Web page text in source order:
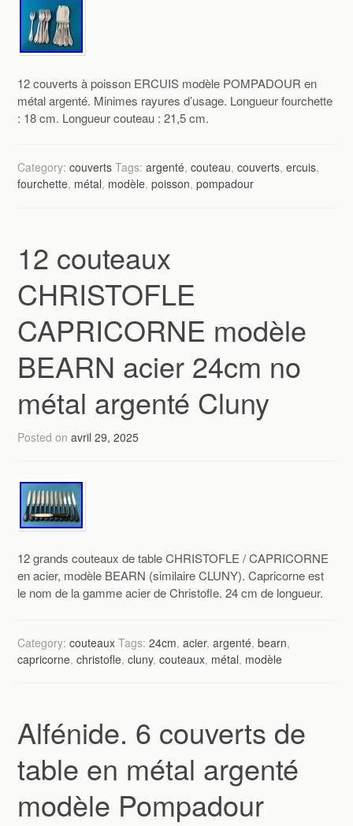
12 couverts à poisson ERCUIS modèle POMPADOUR en
métal argenté. Minimes rayures d’usage. Longueur fourchette
: 18 cm. Longueur couteau : 21,5 cm.
Category:couverts Tags:argenté,couteau,couverts,ercuis,
fourchette, métal, modèle,poisson,pompadour
12 couteaux
CHRISTOFLE
CAPRICORNE modèle
BEARN acier 24cm no
métal argenté Cluny
Posted onavril 29, 2025
12 grands couteaux de table CHRISTOFLE / CAPRICORNE
en acier, modèle BEARN (similaire CLUNY). Capricorne est
le nom de la gamme acier de Christofle. 24 cm de longueur.
Category:couteaux Tags:24cm,acier,argenté,bearn,
capricorne,christofle,cluny,couteaux, métal, modèle
Alfénide. 6 couverts de
table en métal argenté
modèle Pompadour